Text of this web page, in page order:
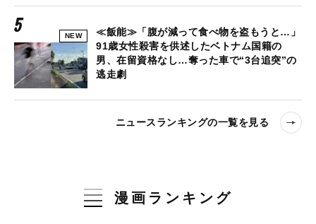
NEW
≪飯能≫「腹が減って食べ物を盗もうと…」
91歳女性殺害を供述したベトナム国籍の
男、在留資格なし…奪った車で“3台追突”の
逃走劇
ニュースランキングの一覧を見る
漫画ランキング